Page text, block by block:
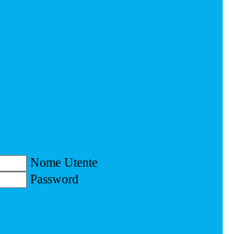
Nome Utente
Password